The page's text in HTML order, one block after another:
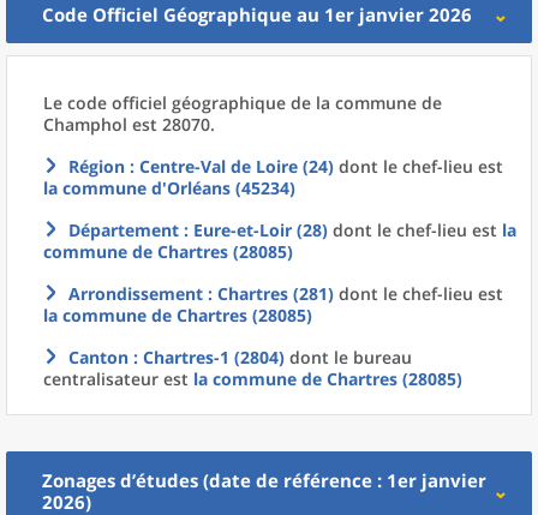
Code Officiel Géographique au 1er janvier 2026
Le code officiel géographique de la commune de
Champhol est 28070.
Région : Centre-Val de Loire (24) dont le chef-lieu est
la commune d'Orléans (45234)
Département : Eure-et-Loir (28) dont le chef-lieu est la
commune de Chartres (28085)
Arrondissement : Chartres (281) dont le chef-lieu est
la commune de Chartres (28085)
Canton : Chartres-1 (2804) dont le bureau
centralisateur est la commune de Chartres (28085)
Zonages d’études (date de référence : 1er janvier
2026)